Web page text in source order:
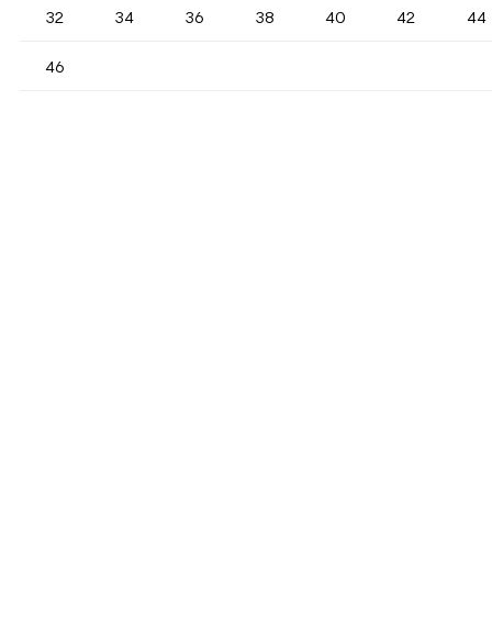
32 34 36 38 40 42 44
46